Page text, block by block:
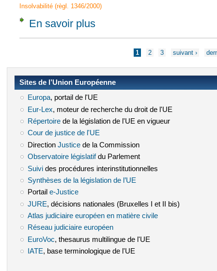
Insolvabilité (règl. 1346/2000)
En savoir plus
1 2 3 suivant ›
Sites de l’Union Européenne
Europa(le lien est externe)
, portail de l'UE
Eur-Lex (le lien est externe)
, moteur de recherche du droit de l'UE
Répertoire(le lien est externe)
de la législation de l'UE en vigueur
Cour de justice de l'UE
Direction Justice(le lien est externe)
de la Commission
Observatoire législatif(le lien est externe)
du Parlement
Suivi(le lien est externe)
des procédures interinstitutionnelles
Synthèses de la législation de l’UE
Portail e-Justice(le lien est externe)
JURE (le lien est externe)
, décisions nationales (Bruxelles I et II bis)
Atlas judiciaire européen en matière civile(le lien est externe)
Réseau judiciaire européen(le lien est externe)
EuroVoc (le lien est externe)
, thesaurus multilingue de l'UE
IATE(le lien est externe)
, base terminologique de l'UE